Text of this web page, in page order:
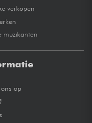
verkopen
muzikanten
op